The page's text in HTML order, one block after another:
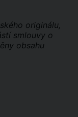
originálu,
smlouvy o
obsahu